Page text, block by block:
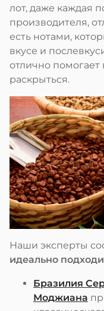
лот, даже каждая
производителя,
есть нотами,
вкусе и
отлично помогает
раскрыться.
Наши эксперты
идеально
Бразилия
Моджиана